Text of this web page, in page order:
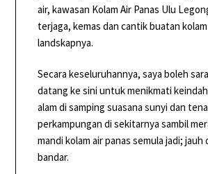
air, kawasan Kolam Air Panas Ulu
terjaga, kemas dan cantik buatan
landskapnya.
Secara keseluruhannya, saya boleh
datang ke sini untuk menikmati
alam di samping suasana sunyi dan
perkampungan di sekitarnya sambil
mandi kolam air panas semula jadi; jauh
bandar.